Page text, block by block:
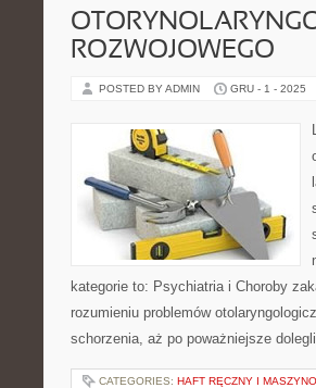
ROZWOJOWEGO
POSTED BY ADMIN GRU - 1 - 2025
kategorie to: Psychiatria i Choroby
rozumieniu problemów
schorzenia, aż po poważniejsze
CATEGORIES: HAFT RĘCZNY I